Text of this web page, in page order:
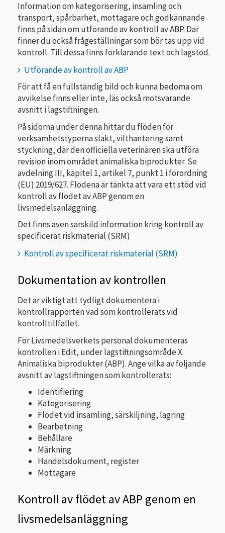
Information om kategorisering, insamling och
transport, spårbarhet, mottagare och godkännande
finns på sidan om utförande av kontroll av ABP. Där
finner du också frågeställningar som bör tas upp vid
kontroll. Till dessa finns förklarande text och lagstöd.
Utförande av kontroll av ABP
För att få en fullständig bild och kunna bedöma om
avvikelse finns eller inte, läs också motsvarande
avsnitt i lagstiftningen.
På sidorna under denna hittar du flöden för
verksamhetstyperna slakt, vilthantering samt
styckning, där den officiella veterinären ska utföra
revision inom området animaliska biprodukter. Se
avdelning III, kapitel 1, artikel 7, punkt 1 i förordning
(EU) 2019/627. Flödena är tänkta att vara ett stöd vid
kontroll av flödet av ABP genom en
livsmedelsanläggning.
Det finns även särskild information kring kontroll av
specificerat riskmaterial (SRM)
Kontroll av specificerat riskmaterial (SRM)
Dokumentation av kontrollen
Det är viktigt att tydligt dokumentera i
kontrollrapporten vad som kontrollerats vid
kontrolltillfället.
För Livsmedelsverkets personal dokumenteras
kontrollen i Edit, under lagstiftningsområde X.
Animaliska biprodukter (ABP). Ange vilka av följande
avsnitt av lagstiftningen som kontrollerats:
Identifiering
Kategorisering
Flödet vid insamling, särskiljning, lagring
Bearbetning
Behållare
Märkning
Handelsdokument, register
Mottagare
Kontroll av flödet av ABP genom en
livsmedelsanläggning